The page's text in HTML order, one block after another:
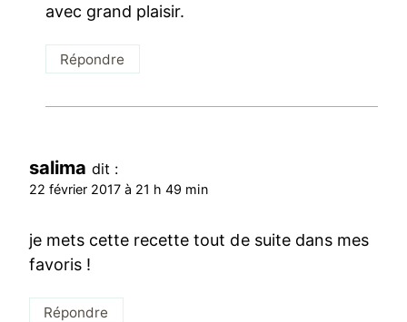
avec grand plaisir.
Répondre
salima dit :
22 février 2017 à 21 h 49 min
je mets cette recette tout de suite dans mes
favoris !
Répondre